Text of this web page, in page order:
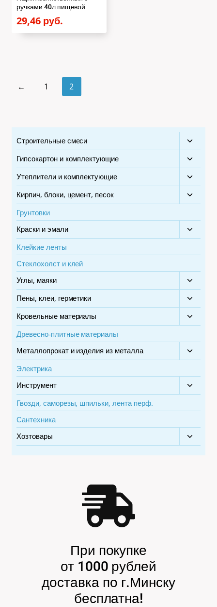
ручками 40л пищевой
29,46 руб.
← 1 2
Строительные смеси
меню
Гипсокартон и комплектующие
меню
Утеплители и комплектующие
меню
Кирпич, блоки, цемент, песок
меню
Грунтовки
Краски и эмали
меню
Клейкие ленты
Стеклохолст и клей
Углы, маяки
меню
Пены, клеи, герметики
меню
Кровельные материалы
меню
Древесно-плитные материалы
Металлопрокат и изделия из металла
меню
Электрика
Инструмент
меню
Гвозди, саморезы, шпильки, лента перф.
Сантехника
Хозтовары
При покупке
от 1000 рублей
доставка по г.Минску
бесплатна!